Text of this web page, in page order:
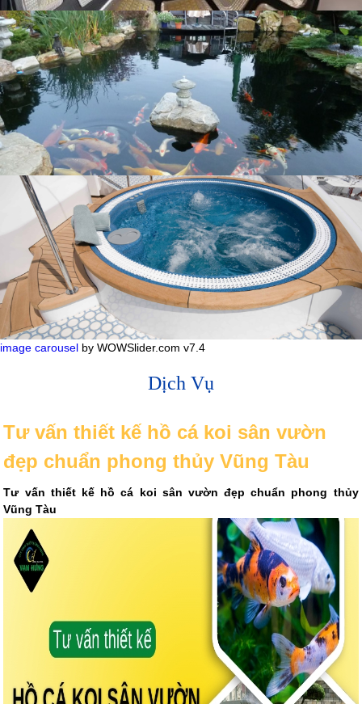
image carousel by WOWSlider.com v7.4
Dịch Vụ
Tư vấn thiết kế hồ cá koi sân vườn
đẹp chuẩn phong thủy Vũng Tàu
Tư vấn thiết kế hồ cá koi sân vườn đẹp chuẩn phong thủy
Vũng Tàu